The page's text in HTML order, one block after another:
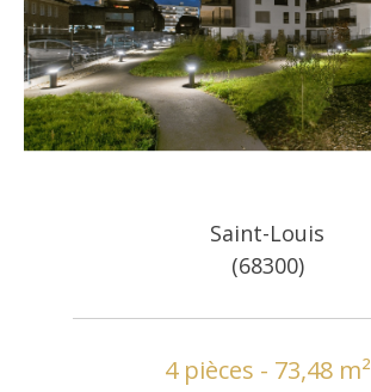
Saint-Louis
(68300)
4 pièces - 73,48 m²